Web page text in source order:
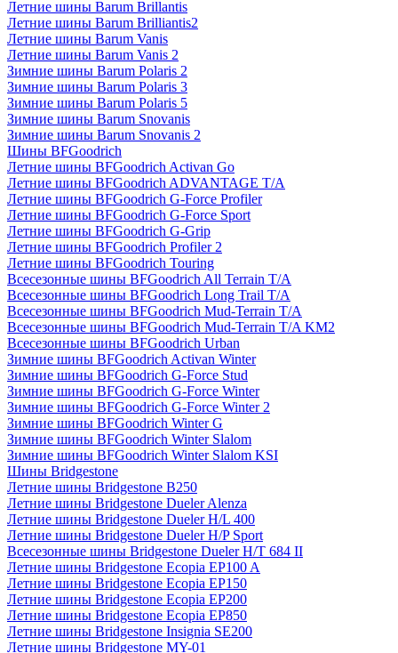
Летние шины Barum Brillantis
Летние шины Barum Brilliantis2
Летние шины Barum Vanis
Летние шины Barum Vanis 2
Зимние шины Barum Polaris 2
Зимние шины Barum Polaris 3
Зимние шины Barum Polaris 5
Зимние шины Barum Snovanis
Зимние шины Barum Snovanis 2
Шины BFGoodrich
Летние шины BFGoodrich Activan Go
Летние шины BFGoodrich ADVANTAGE T/A
Летние шины BFGoodrich G-Force Profiler
Летние шины BFGoodrich G-Force Sport
Летние шины BFGoodrich G-Grip
Летние шины BFGoodrich Profiler 2
Летние шины BFGoodrich Touring
Всесезонные шины BFGoodrich All Terrain T/A
Всесезонные шины BFGoodrich Long Trail T/A
Всесезонные шины BFGoodrich Mud-Terrain T/A
Всесезонные шины BFGoodrich Mud-Terrain T/A KM2
Всесезонные шины BFGoodrich Urban
Зимние шины BFGoodrich Activan Winter
Зимние шины BFGoodrich G-Force Stud
Зимние шины BFGoodrich G-Force Winter
Зимние шины BFGoodrich G-Force Winter 2
Зимние шины BFGoodrich Winter G
Зимние шины BFGoodrich Winter Slalom
Зимние шины BFGoodrich Winter Slalom KSI
Шины Bridgestone
Летние шины Bridgestone B250
Летние шины Bridgestone Dueler Alenza
Летние шины Bridgestone Dueler H/L 400
Летние шины Bridgestone Dueler H/P Sport
Всесезонные шины Bridgestone Dueler H/T 684 II
Летние шины Bridgestone Ecopia EP100 A
Летние шины Bridgestone Ecopia EP150
Летние шины Bridgestone Ecopia EP200
Летние шины Bridgestone Ecopia EP850
Летние шины Bridgestone Insignia SE200
Летние шины Bridgestone MY-01